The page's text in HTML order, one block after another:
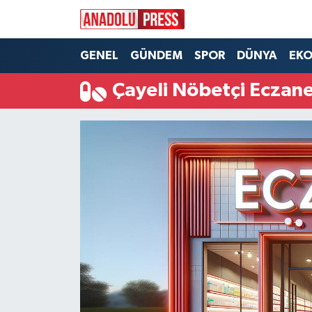
GENEL GÜNDEM SPOR DÜNYA
Çayeli Nöbetçi
Nöbetçi Eczaneler
Hava Durumu
Namaz Vakitleri
Süper Lig Puan Durumu ve Fikstür
Son Dakika Haberleri